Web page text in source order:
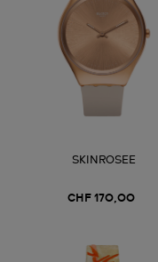
SKINROSEE
CHF 170,00